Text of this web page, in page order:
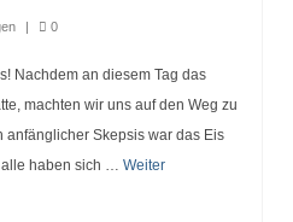
| 0
Nachdem an diesem Tag das
machten wir uns auf den Weg zu
anfänglicher Skepsis war das Eis
alle haben sich … Weiter